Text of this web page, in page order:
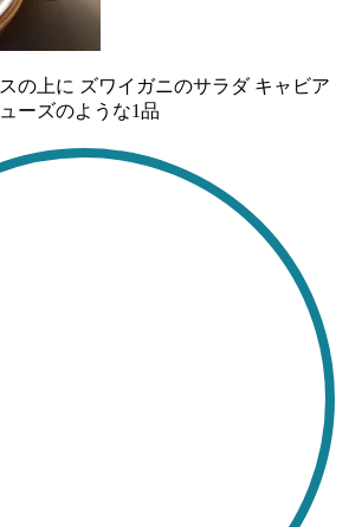
の上に ズワイガニのサラダ キャビア
ーズのような1品